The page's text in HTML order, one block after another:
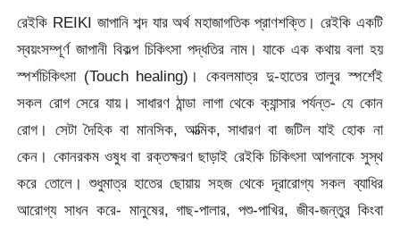
রেইকি REIKI জাপানি শব্দ যার অর্থ মহাজাগতিক প্রাণশক্তি। রেইকি একটি
স্বয়ংসম্পূর্ণ জাপানী বিকল্প চিকিৎসা পদ্ধতির নাম। যাকে এক কথায় বলা হয়
স্পর্শচিকিৎসা (Touch healing)। কেবলমাত্র দু-হাতের তালুর স্পর্শেই
সকল রোগ সেরে যায়। সাধারণ ঠান্ডা লাগা থেকে ক্যান্সার পর্যন্ত- যে কোন
রোগ। সেটা দৈহিক বা মানসিক, আত্মিক, সাধারণ বা জটিল যাই হোক না
কেন। কোনরকম ওষুধ বা রক্তক্ষরণ ছাড়াই রেইকি চিকিৎসা আপনাকে সুস্থ
করে তোলে। শুধুমাত্র হাতের ছোয়ায় সহজ থেকে দূরারোগ্য সকল ব্যাধির
আরোগ্য সাধন করে- মানুষের, গাছ-পালার, পশু-পাখির, জীব-জন্তুর কিংবা